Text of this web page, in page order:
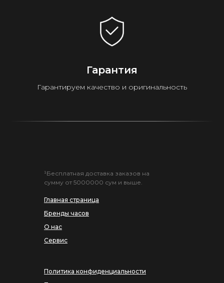
Гарантия
Гарантируем качество и оригинальность
Главная страница
Бренды часов
О нас
Сервис
¹Бесплатная доставка заказов на
сумму от 5000000 сум и выше.
Политика конфиденциальности